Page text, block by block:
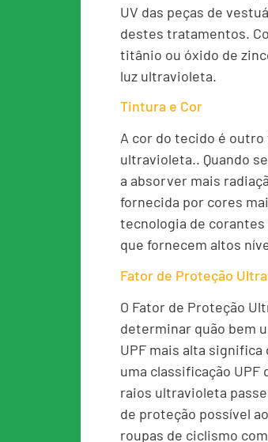
UV das peças de
destes tratamentos.
titânio ou óxido de
luz ultravioleta.
Tintura e Cor
A cor do tecido é
ultravioleta.. Quando
a absorver mais
fornecida por cores
tecnologia de
que fornecem altos
Fator de Proteção
O Fator de Proteção
determinar quão bem
UPF mais alta
uma classificação
raios ultravioleta
de proteção possível
roupas de ciclismo